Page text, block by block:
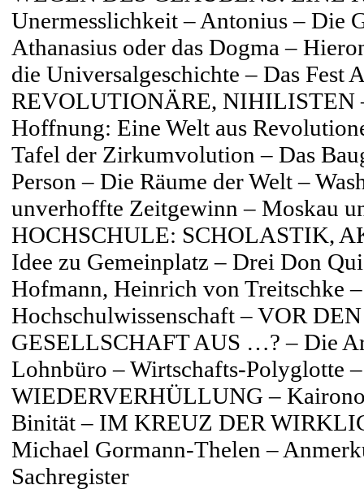
Unermesslichkeit – Antonius – Die
Athanasius oder das Dogma –
die Universalgeschichte – Das
REVOLUTIONÄRE, NIHILISTEN
Hoffnung: Eine Welt aus
Tafel der Zirkumvolution – Das
Person – Die Räume der Welt –
unverhoffte Zeitgewinn – Moskau
HOCHSCHULE: SCHOLASTIK,
Idee zu Gemeinplatz – Drei Don
Hofmann, Heinrich von Treitschke
Hochschulwissenschaft – VOR
GESELLSCHAFT AUS …? – Die
Lohnbüro – Wirtschafts-Polyglotte
WIEDERVERHÜLLUNG –
Binität – IM KREUZ DER
Michael Gormann-Thelen –
Sachregister